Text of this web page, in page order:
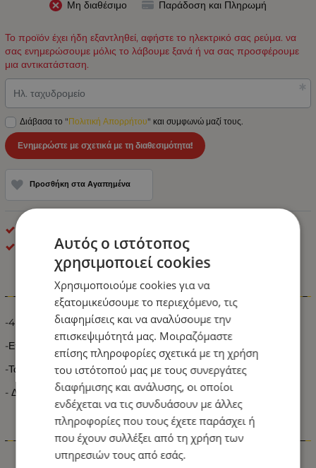
Μη διαθέσιμο Παράδοση και Πληρωμή
Το προϊόν έχει ήδη εξαντληθεί, αφήστε το ηλεκτρικό σας ρεύμα. να
σας ενημερώσουμε μόλις το λάβουμε ξανά ή να σας προσφέρουμε
μια αντικατάσταση.
Ηλ. ταχυδρομείο
Διάβασα το "Πολιτική Απορρήτου" και συμφωνώ μαζί τους.
Ενημερώστε με σχετικά με τη διαθεσιμότητα!
Προσθήκη στα Αγαπημένα
Πληροφορίες
-4 LED ανά φανό
-Επιφανειακής Τοποθέτησης SMD
-Τάση Λειτουργίας 24V
- Διαστάσεις : Bλέπετε Φωτογραφίες
Χαρακτηριστικά
Αυτός ο ιστότοπος
χρησιμοποιεί cookies
Χρησιμοποιούμε cookies για να
εξατομικεύσουμε το περιεχόμενο, τις
διαφημίσεις και να αναλύσουμε την
επισκεψιμότητά μας. Μοιραζόμαστε
επίσης πληροφορίες σχετικά με τη χρήση
του ιστότοπού μας με τους συνεργάτες
διαφήμισης και ανάλυσης, οι οποίοι
ενδέχεται να τις συνδυάσουν με άλλες
πληροφορίες που τους έχετε παράσχει ή
που έχουν συλλέξει από τη χρήση των
υπηρεσιών τους από εσάς.